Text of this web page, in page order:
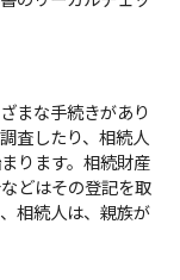
まな手続きがあり
査したり、相続人
ります。相続財産
どはその登記を取
相続人は、親族が